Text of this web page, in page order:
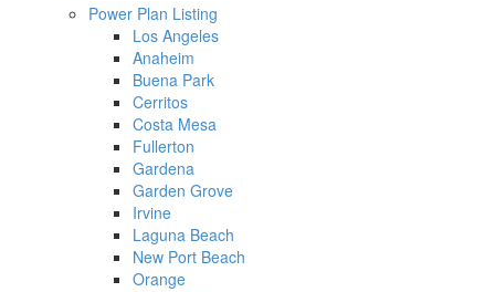
Power Plan Listing
Los Angeles
Anaheim
Buena Park
Cerritos
Costa Mesa
Fullerton
Gardena
Garden Grove
Irvine
Laguna Beach
New Port Beach
Orange